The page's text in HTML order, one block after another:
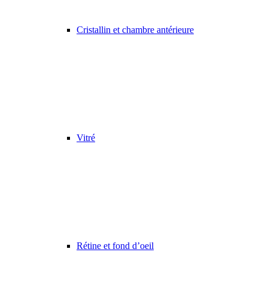
Cristallin et chambre antérieure
Vitré
Rétine et fond d’oeil